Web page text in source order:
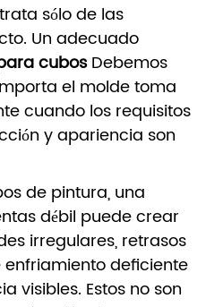
sólo de las
Un adecuado
cubosDebemos
el molde toma
cuando los requisitos
y apariencia son
de pintura, una
débil puede crear
irregulares, retrasos
deficiente
visibles. Estos no son